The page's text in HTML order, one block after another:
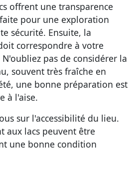
offrent une transparence
pour une exploration
sécurité. Ensuite, la
correspondre à votre
pas de considérer la
souvent très fraîche en
une bonne préparation est
à l'aise.
sur l'accessibilité du lieu.
aux lacs peuvent être
une bonne condition